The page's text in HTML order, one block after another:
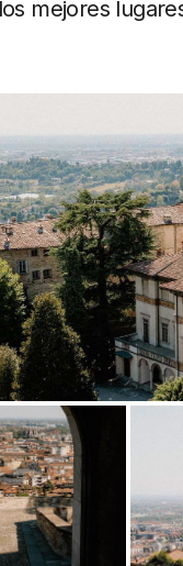
mejores